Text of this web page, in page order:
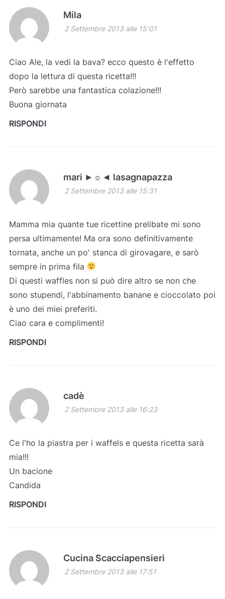
Mila
2 Settembre 2013 alle 15:01
Ciao Ale, la vedi la bava? ecco questo è l'effetto
dopo la lettura di questa ricetta!!!
Però sarebbe una fantastica colazione!!!
Buona giornata
RISPONDI
mari ►☼◄ lasagnapazza
2 Settembre 2013 alle 15:31
Mamma mia quante tue ricettine prelibate mi sono
persa ultimamente! Ma ora sono definitivamente
tornata, anche un po' stanca di girovagare, e sarò
sempre in prima fila
Di questi waffles non si può dire altro se non che
sono stupendi, l'abbinamento banane e cioccolato poi
è uno dei miei preferiti.
Ciao cara e complimenti!
RISPONDI
cadè
2 Settembre 2013 alle 16:23
Ce l'ho la piastra per i waffels e questa ricetta sarà
mia!!!
Un bacione
Candida
RISPONDI
Cucina Scacciapensieri
2 Settembre 2013 alle 17:51